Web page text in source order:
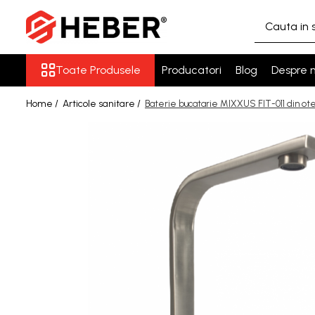
Toate Produsele
Mixere cu bolToate Produsele Producatori Blog Despre
Home / Articole sanitare / Baterie bucatarie MIXXUS FIT-011 din